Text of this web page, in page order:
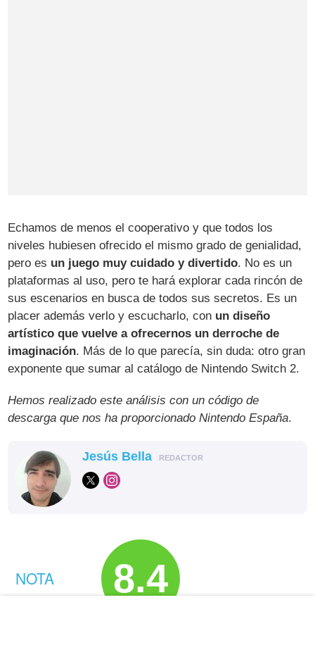
Echamos de menos el cooperativo y que todos los
niveles hubiesen ofrecido el mismo grado de genialidad,
pero es un juego muy cuidado y divertido. No es un
plataformas al uso, pero te hará explorar cada rincón de
sus escenarios en busca de todos sus secretos. Es un
placer además verlo y escucharlo, con un diseño
artístico que vuelve a ofrecernos un derroche de
imaginación. Más de lo que parecía, sin duda: otro gran
exponente que sumar al catálogo de Nintendo Switch 2.
Hemos realizado este análisis con un código de
descarga que nos ha proporcionado Nintendo España.
Jesús Bella REDACTOR
NOTA 8.4